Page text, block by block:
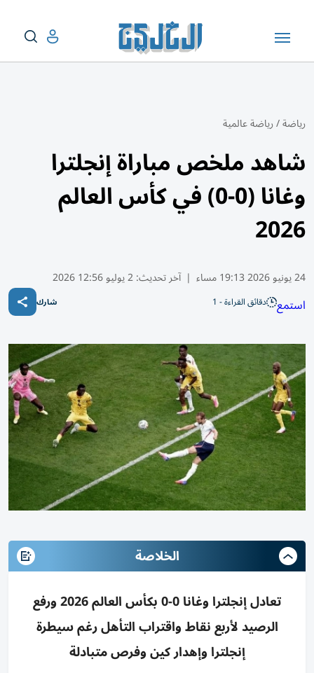
رياضة/رياضة عالمية
شاهد ملخص مباراة إنجلترا
وغانا (0-0) في كأس العالم
2026
24 يونيو 2026 19:13 مساء | آخر تحديث:2 يوليو 12:56 2026
استمع دقائق القراءة - 1 شارك
الخلاصة
تعادل إنجلترا وغانا 0-0 بكأس العالم 2026 ورفع
الرصيد لأربع نقاط واقتراب التأهل رغم سيطرة
إنجلترا وإهدار كين وفرص متبادلة